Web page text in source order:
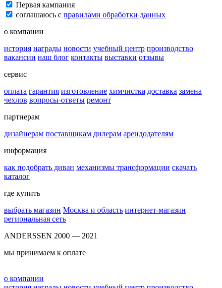
Первая кампания
соглашаюсь с правилами обработки данных
о компании
история награды новости учебный центр производство
вакансии наш блог контакты выставки отзывы
сервис
оплата гарантия изготовление химчистка доставка замена
чехлов вопросы-ответы ремонт
партнерам
дизайнерам поставщикам дилерам арендодателям
информация
как подобрать диван механизмы трансформации скачать
каталог
где купить
выбрать магазин Москва и область интернет-магазин
региональная сеть
ANDERSSEN 2000 — 2021
мы принимаем к оплате
о компании